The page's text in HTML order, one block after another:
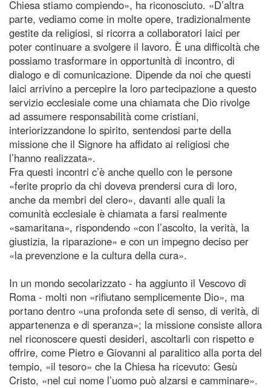
Chiesa stiamo compiendo», ha riconosciuto. «D’altra
parte, vediamo come in molte opere, tradizionalmente
gestite da religiosi, si ricorra a collaboratori laici per
poter continuare a svolgere il lavoro. È una difficoltà che
possiamo trasformare in opportunità di incontro, di
dialogo e di comunicazione. Dipende da noi che questi
laici arrivino a percepire la loro partecipazione a questo
servizio ecclesiale come una chiamata che Dio rivolge
ad assumere responsabilità come cristiani,
interiorizzandone lo spirito, sentendosi parte della
missione che il Signore ha affidato ai religiosi che
l’hanno realizzata».
Fra questi incontri c’è anche quello con le persone
«ferite proprio da chi doveva prendersi cura di loro,
anche da membri del clero», davanti alle quali la
comunità ecclesiale è chiamata a farsi realmente
«samaritana», rispondendo «con l’ascolto, la verità, la
giustizia, la riparazione» e con un impegno deciso per
«la prevenzione e la cultura della cura».
In un mondo secolarizzato - ha aggiunto il Vescovo di
Roma - molti non «rifiutano semplicemente Dio», ma
portano dentro «una profonda sete di senso, di verità, di
appartenenza e di speranza»; la missione consiste allora
nel riconoscere questi desideri, ascoltarli con rispetto e
offrire, come Pietro e Giovanni al paralitico alla porta del
tempio, «il tesoro» che la Chiesa ha ricevuto: Gesù
Cristo, «nel cui nome l’uomo può alzarsi e camminare».